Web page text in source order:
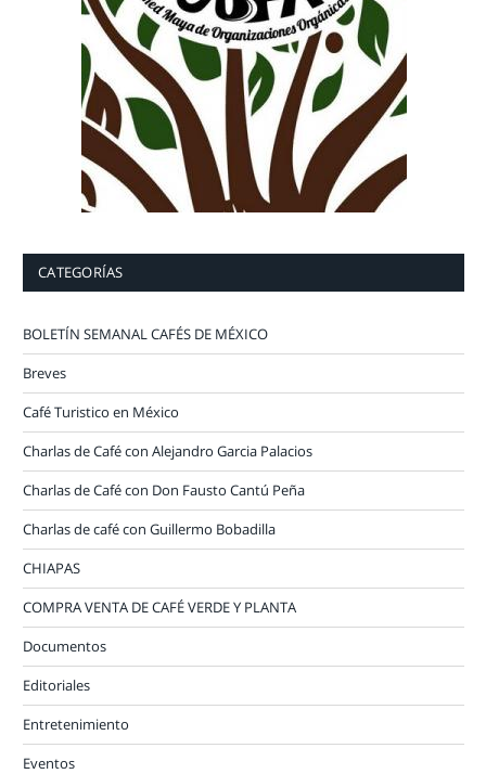
CATEGORÍAS
BOLETÍN SEMANAL CAFÉS DE MÉXICO
Breves
Café Turistico en México
Charlas de Café con Alejandro Garcia Palacios
Charlas de Café con Don Fausto Cantú Peña
Charlas de café con Guillermo Bobadilla
CHIAPAS
COMPRA VENTA DE CAFÉ VERDE Y PLANTA
Documentos
Editoriales
Entretenimiento
Eventos